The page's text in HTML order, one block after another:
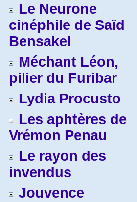
Le Neurone
cinéphile de Saïd
Bensakel
Méchant Léon,
pilier du Furibar
Lydia Procusto
Les aphtères de
Vrémon Penau
Le rayon des
invendus
Jouvence